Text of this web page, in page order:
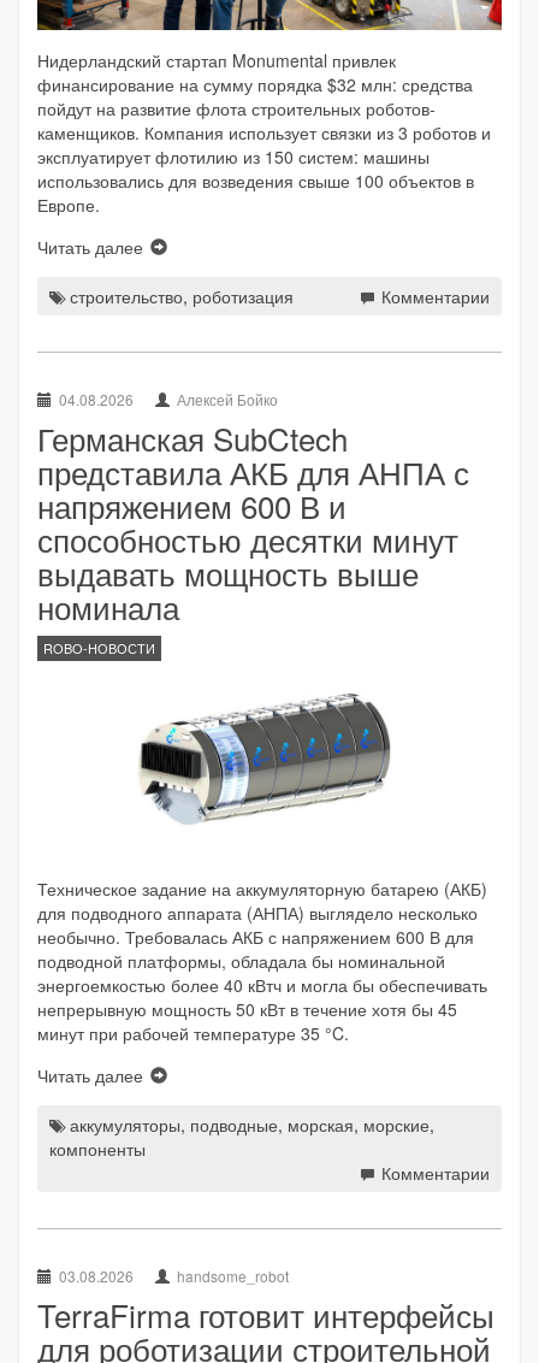
Нидерландский стартап Monumental привлек
финансирование на сумму порядка $32 млн: средства
пойдут на развитие флота строительных роботов-
каменщиков. Компания использует связки из 3 роботов и
эксплуатирует флотилию из 150 систем: машины
использовались для возведения свыше 100 объектов в
Европе.
Читать далее
строительство, роботизация Комментарии
04.08.2026 Алексей Бойко
Германская SubCtech
представила АКБ для АНПА с
напряжением 600 В и
способностью десятки минут
выдавать мощность выше
номинала
ROBO-НОВОСТИ
Техническое задание на аккумуляторную батарею (АКБ)
для подводного аппарата (АНПА) выглядело несколько
необычно. Требовалась АКБ с напряжением 600 В для
подводной платформы, обладала бы номинальной
энергоемкостью более 40 кВтч и могла бы обеспечивать
непрерывную мощность 50 кВт в течение хотя бы 45
минут при рабочей температуре 35 °C.
Читать далее
аккумуляторы, подводные, морская, морские,
компоненты
Комментарии
03.08.2026 handsome_robot
TerraFirma готовит интерфейсы
для роботизации строительной